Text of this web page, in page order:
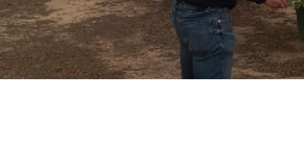
PRODUCTOS